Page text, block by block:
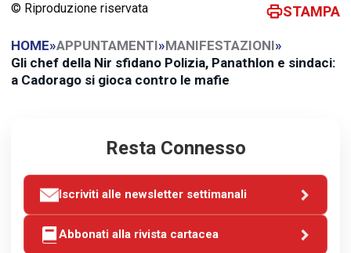
© Riproduzione riservata STAMPA
HOME»APPUNTAMENTI»MANIFESTAZIONI»
Gli chef della Nir sfidano Polizia, Panathlon e sindaci:
a Cadorago si gioca contro le mafie
Resta Connesso
Iscriviti alle newsletter settimanali
Abbonati alla rivista cartacea